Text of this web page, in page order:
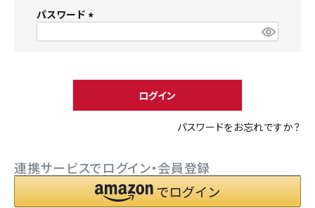
ようこそ ゲスト 様
person 新規会員登録
パスワード
)
ログイン
パスワードをお忘れですか？
連携サービスでログイン・会員登録